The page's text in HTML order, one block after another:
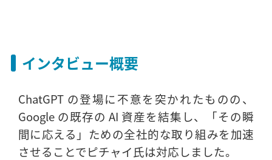
インタビュー概要
ChatGPT の登場に不意を突かれたものの、
Google の既存の AI 資産を結集し、「その瞬
間に応える」ための全社的な取り組みを加速
させることでピチャイ氏は対応しました。